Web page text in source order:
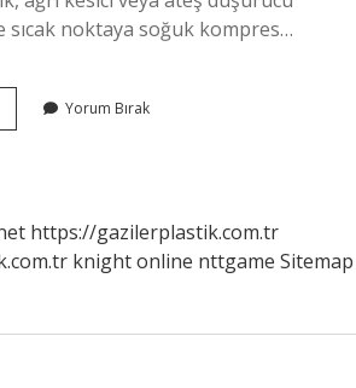
sıcak noktaya soğuk kompres…
Yorum Bırak
https://gazilerplastik.com.tr
knight online nttgame Sitemap